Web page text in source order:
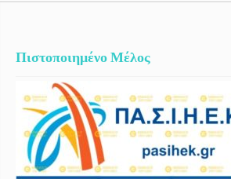
Πιστοποιημένο Μέλος